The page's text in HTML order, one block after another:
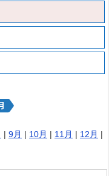
| 9月 | 10月 | 11月 | 12月 |